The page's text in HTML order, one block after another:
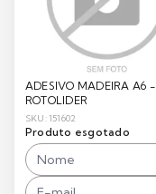
ADESIVO MADEIRA A6 -
ROTOLIDER
SKU: 151602
Produto esgotado